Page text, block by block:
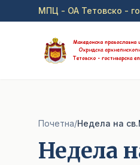
Прејди на главна содржина
МПЦ - ОА Тетовско -
Почетна/Недела на
Недела